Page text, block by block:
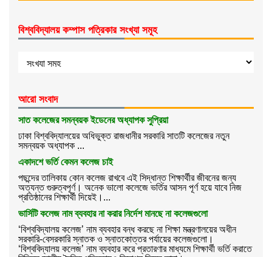
বিশ্ববিদ্যালয় কম্পাস পত্রিকার সংখ্যা সমূহ
আরো সংবাদ
সাত কলেজের সমন্বয়ক ইডেনের অধ্যাপক সুপ্রিয়া
ঢাকা বিশ্ববিদ্যালয়ের অধিভুক্ত রাজধানীর সরকারি সাতটি কলেজের নতুন
সমন্বয়ক অধ্যাপক ...
একাদশে ভর্তি কেমন কলেজ চাই
পছন্দের তালিকায় কোন কলেজ রাখবে এই সিদ্ধান্ত শিক্ষার্থীর জীবনের জন্য
অত্যন্ত গুরুত্বপূর্ণ। অনেক ভালো কলেজে ভর্তির আসন পূর্ণ হয়ে যাবে নিজ
প্রতিষ্ঠানের শিক্ষার্থী দিয়েই।...
ভার্সিটি কলেজ নাম ব্যবহার না করার নির্দেশ মানছে না কলেজগুলো
‘বিশ্ববিদ্যালয় কলেজ’ নাম ব্যবহার বন্ধ করছে না শিক্ষা মন্ত্রণালয়ের অধীন
সরকারি-বেসরকারি স্নাতক ও স্নাতকোত্তর পর্যায়ের কলেজগুলো।
‘বিশ্ববিদ্যালয় কলেজ’ নাম ব্যবহার করে প্রতারণার মাধ্যমে শিক্ষার্থী ভর্তি করাতে